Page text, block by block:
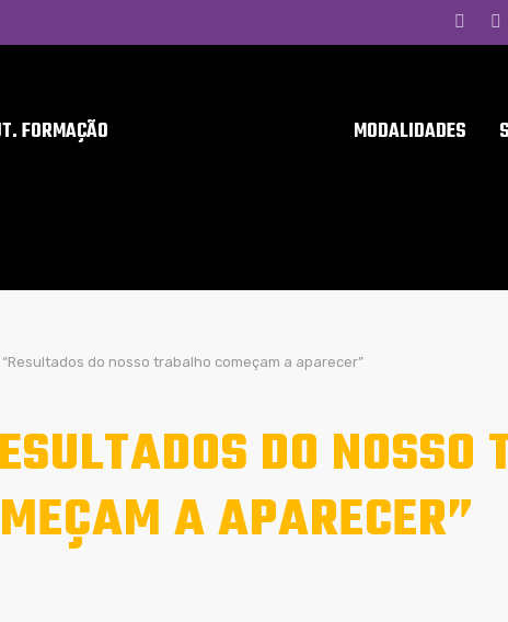
FORMAÇÃO MODALIDADES
“Resultados do nosso trabalho começam a aparecer”
DO NOSSO
A APARECER”